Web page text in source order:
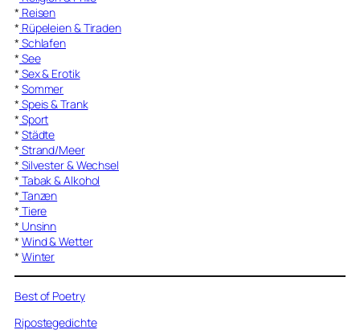
* Reisen
* Rüpeleien & Tiraden
* Schlafen
* See
* Sex & Erotik
* Sommer
* Speis & Trank
* Sport
* Städte
* Strand/Meer
* Silvester & Wechsel
* Tabak & Alkohol
* Tanzen
* Tiere
* Unsinn
* Wind & Wetter
* Winter
Best of Poetry
Ripostegedichte